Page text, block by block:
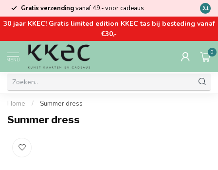
Gratis verzendingvanaf 49,- voor cadeaus Kom
9.1
30 jaar KKEC! Gratis limited edition KKEC tas bij besteding vanaf
€30,-
MENU
0
Home / Summer dress
Summer dress